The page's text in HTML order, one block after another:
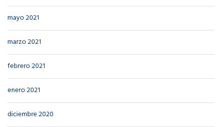
mayo 2021
marzo 2021
febrero 2021
enero 2021
diciembre 2020